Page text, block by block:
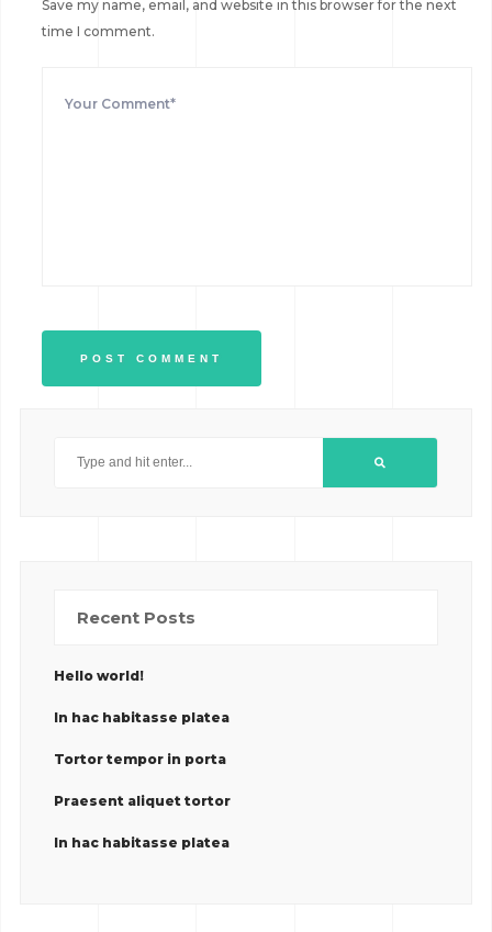
Save my name, email, and website in this browser for the next
time I comment.
Recent Posts
Hello world!
In hac habitasse platea
Tortor tempor in porta
Praesent aliquet tortor
In hac habitasse platea